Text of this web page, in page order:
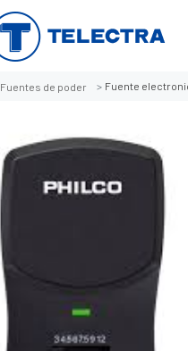
Fuentes de poder Fuente electronica